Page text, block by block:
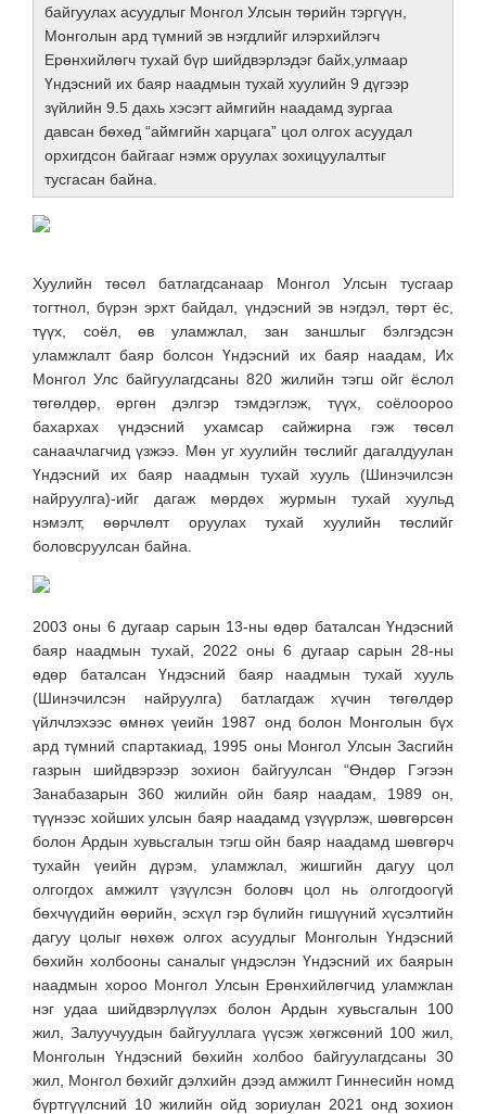
байгуулах асуудлыг Монгол Улсын төрийн тэргүүн,
Монголын ард түмний эв нэгдлийг илэрхийлэгч
Ерөнхийлөгч тухай бүр шийдвэрлэдэг байх,улмаар
Үндэсний их баяр наадмын тухай хуулийн 9 дүгээр
зүйлийн 9.5 дахь хэсэгт аймгийн наадамд зургаа
давсан бөхөд “аймгийн харцага” цол олгох асуудал
орхигдсон байгааг нэмж оруулах зохицуулалтыг
тусгасан байна.
Хуулийн төсөл батлагдсанаар Монгол Улсын тусгаар
тогтнол, бүрэн эрхт байдал, үндэсний эв нэгдэл, төрт ёс,
түүх, соёл, өв уламжлал, зан заншлыг бэлгэдсэн
уламжлалт баяр болсон Үндэсний их баяр наадам, Их
Монгол Улс байгуулагдсаны 820 жилийн тэгш ойг ёслол
төгөлдөр, өргөн дэлгэр тэмдэглэж, түүх, соёлоороо
бахархах үндэсний ухамсар сайжирна гэж төсөл
санаачлагчид үзжээ. Мөн уг хуулийн төслийг дагалдуулан
Үндэсний их баяр наадмын тухай хууль (Шинэчилсэн
найруулга)-ийг дагаж мөрдөх журмын тухай хуульд
нэмэлт, өөрчлөлт оруулах тухай хуулийн төслийг
боловсруулсан байна.
2003 оны 6 дугаар сарын 13-ны өдөр баталсан Үндэсний
баяр наадмын тухай, 2022 оны 6 дугаар сарын 28-ны
өдөр баталсан Үндэсний баяр наадмын тухай хууль
(Шинэчилсэн найруулга) батлагдаж хүчин төгөлдөр
үйлчлэхээс өмнөх үеийн 1987 онд болон Монголын бүх
ард түмний спартакиад, 1995 оны Монгол Улсын Засгийн
газрын шийдвэрээр зохион байгуулсан “Өндөр Гэгээн
Занабазарын 360 жилийн ойн баяр наадам, 1989 он,
түүнээс хойших улсын баяр наадамд үзүүрлэж, шөвгөрсөн
болон Ардын хувьсгалын тэгш ойн баяр наадамд шөвгөрч
тухайн үеийн дүрэм, уламжлал, жишгийн дагуу цол
олгогдох амжилт үзүүлсэн боловч цол нь олгогдоогүй
бөхчүүдийн өөрийн, эсхүл гэр бүлийн гишүүний хүсэлтийн
дагуу цолыг нөхөж олгох асуудлыг Монголын Үндэсний
бөхийн холбооны саналыг үндэслэн Үндэсний их баярын
наадмын хороо Монгол Улсын Ерөнхийлөгчид уламжлан
нэг удаа шийдвэрлүүлэх болон Ардын хувьсгалын 100
жил, Залуучуудын байгууллага үүсэж хөгжсөний 100 жил,
Монголын Үндэсний бөхийн холбоо байгуулагдсаны 30
жил, Монгол бөхийг дэлхийн дээд амжилт Гиннесийн номд
бүртгүүлсний 10 жилийн ойд зориулан 2021 онд зохион